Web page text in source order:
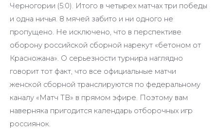
Черногории (5:0). Итого в четырех матчах три победы
и одна ничья. 8 мячей забито и ни одного не
пропущено. Не исключено, что в перспективе
оборону российской сборной нарекут «бетоном от
Красножана». О серьезности турнира наглядно
говорит тот факт, что все официальные матчи
женской сборной транслируются по федеральному
каналу «Матч ТВ» в прямом эфире. Поэтому вам
наверняка пригодится календарь отборочных игр
россиянок.